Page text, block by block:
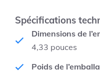
Spécifications
Dimensions de
4,33 pouces
Poids de